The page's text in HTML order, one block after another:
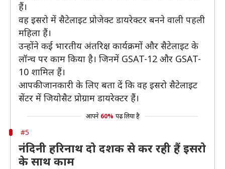
हैं।
वह इसरो में सैटेलाइट प्रोजेक्ट डायरेक्टर बनने वाली पहली
महिला हैं।
उन्होंने कई भारतीय अंतरिक्ष कार्यक्रमों और सैटेलाइट के
लॉन्च पर काम किया है। जिनमें GSAT-12 और GSAT-
10 शामिल हैं।
आपकी जानकारी के लिए बता दें कि वह इसरो सैटेलाइट
सेंटर में जियोसैट प्रोग्राम डायरेक्टर हैं।
आपने 60% पढ़ लिया है
#5
नंदिनी हरिनाथ दो दशक से कर रही हैं इसरो
के साथ काम